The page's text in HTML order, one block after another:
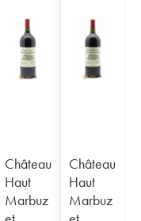
Château
Haut
Marbuz
Château
Haut
Marbuz